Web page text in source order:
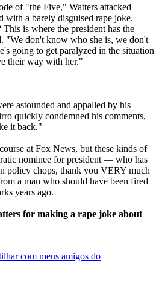
of "the Five," Watters attacked
with a barely disguised rape joke.
is where the president has the
"We don't know who she is, we don't
going to get paralyzed in the situation
their way with her."
astounded and appalled by his
quickly condemned his comments,
it back."
at Fox News, but these kinds of
nominee for president — who has
policy chops, thank you VERY much
a man who should have been fired
years ago.
for making a rape joke about
com meus amigos do